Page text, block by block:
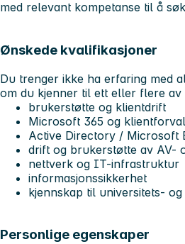
med relevant kompetanse til å
Ønskede kvalifikasjoner
Du trenger ikke ha erfaring med
om du kjenner til ett eller flere av
brukerstøtte og klientdrift
Microsoft 365 og
Active Directory / Microsoft
drift og brukerstøtte av AV-
nettverk og IT-infrastruktur
informasjonssikkerhet
kjennskap til universitets-
Personlige egenskaper